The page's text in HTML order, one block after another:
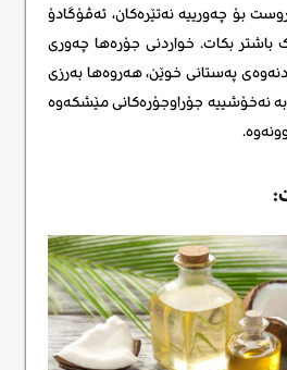
بۆ چەورییە نەتێرەکان، ئەڤۆگادۆ
باشتر بکات. خواردنی جۆرەها چەوری
پەستانی خوێن، هەروەها بەرزی
نەخۆشییە جۆراوجۆرەکانی مێشکەوە